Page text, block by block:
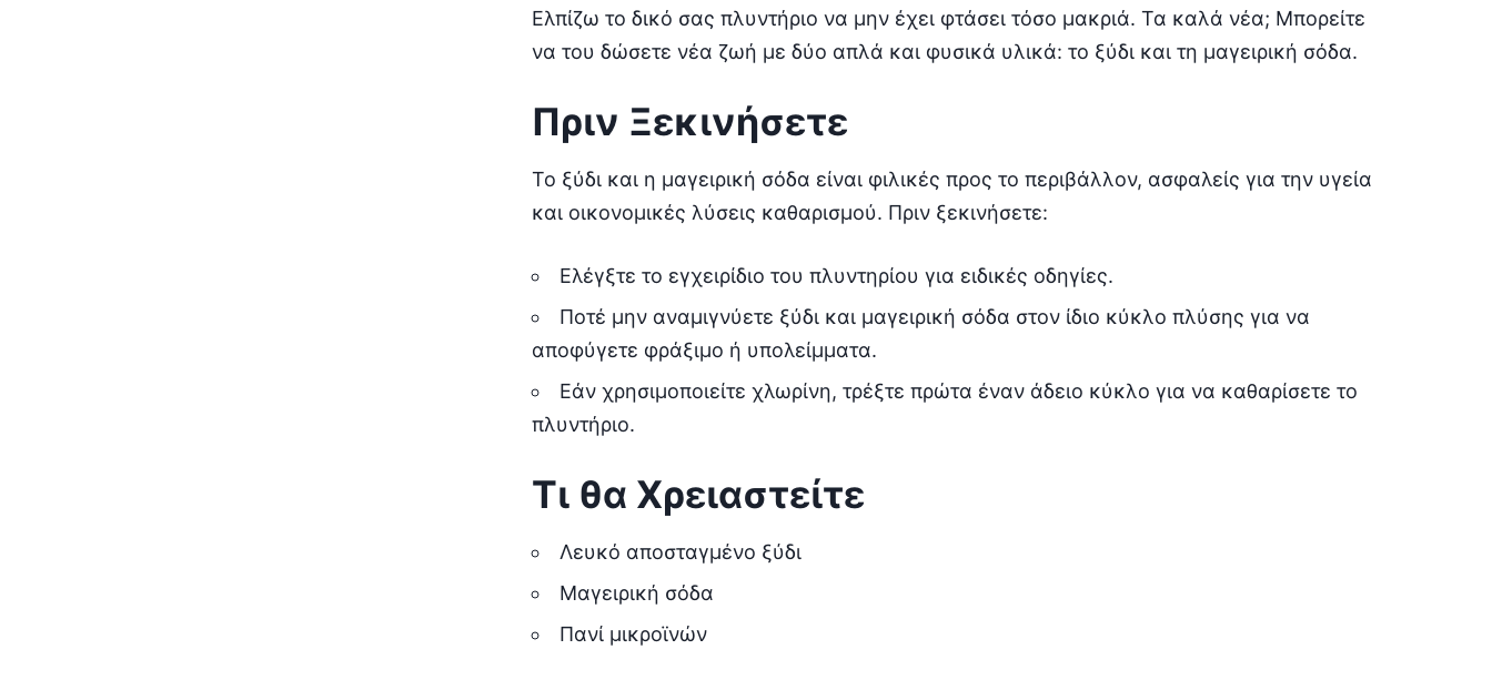
Ελπίζω το δικό σας πλυντήριο να μην έχει φτάσει τόσο μακριά. Τα καλά νέα; Μπορείτε
να του δώσετε νέα ζωή με δύο απλά και φυσικά υλικά: το ξύδι και τη μαγειρική σόδα.
Πριν Ξεκινήσετε
Το ξύδι και η μαγειρική σόδα είναι φιλικές προς το περιβάλλον, ασφαλείς για την υγεία
και οικονομικές λύσεις καθαρισμού. Πριν ξεκινήσετε:
Ελέγξτε το εγχειρίδιο του πλυντηρίου για ειδικές οδηγίες.
Ποτέ μην αναμιγνύετε ξύδι και μαγειρική σόδα στον ίδιο κύκλο πλύσης για να
αποφύγετε φράξιμο ή υπολείμματα.
Εάν χρησιμοποιείτε χλωρίνη, τρέξτε πρώτα έναν άδειο κύκλο για να καθαρίσετε το
πλυντήριο.
Τι θα Χρειαστείτε
Λευκό αποσταγμένο ξύδι
Μαγειρική σόδα
Πανί μικροϊνών